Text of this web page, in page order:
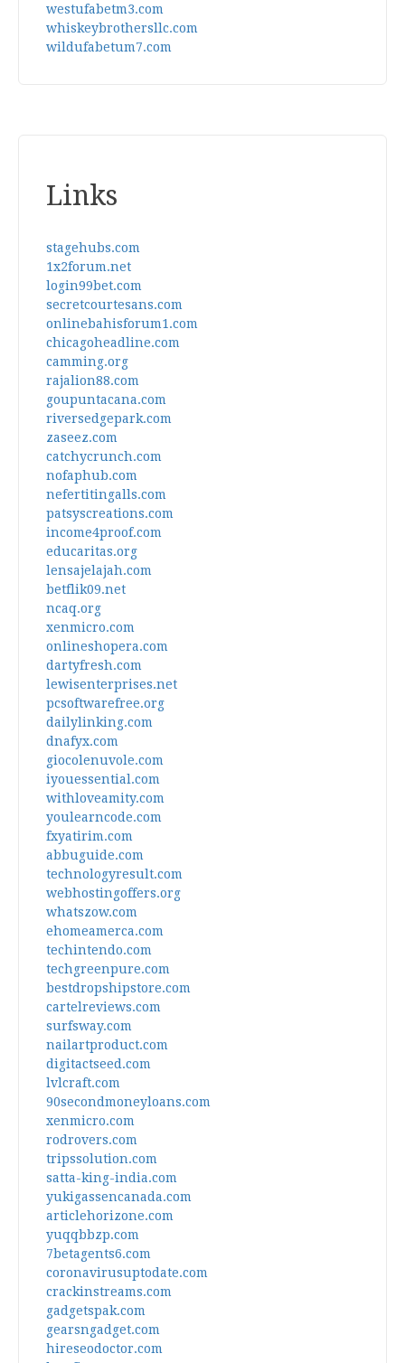
westufabetm3.com
whiskeybrothersllc.com
wildufabetum7.com
Links
stagehubs.com
1x2forum.net
login99bet.com
secretcourtesans.com
onlinebahisforum1.com
chicagoheadline.com
camming.org
rajalion88.com
goupuntacana.com
riversedgepark.com
zaseez.com
catchycrunch.com
nofaphub.com
nefertitingalls.com
patsyscreations.com
income4proof.com
educaritas.org
lensajelajah.com
betflik09.net
ncaq.org
xenmicro.com
onlineshopera.com
dartyfresh.com
lewisenterprises.net
pcsoftwarefree.org
dailylinking.com
dnafyx.com
giocolenuvole.com
iyouessential.com
withloveamity.com
youlearncode.com
fxyatirim.com
abbuguide.com
technologyresult.com
webhostingoffers.org
whatszow.com
ehomeamerca.com
techintendo.com
techgreenpure.com
bestdropshipstore.com
cartelreviews.com
surfsway.com
nailartproduct.com
digitactseed.com
lvlcraft.com
90secondmoneyloans.com
xenmicro.com
rodrovers.com
tripssolution.com
satta-king-india.com
yukigassencanada.com
articlehorizone.com
yuqqbbzp.com
7betagents6.com
coronavirusuptodate.com
crackinstreams.com
gadgetspak.com
gearsngadget.com
hireseodoctor.com